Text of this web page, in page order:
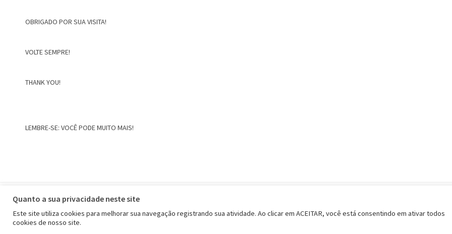
OBRIGADO POR SUA VISITA!
VOLTE SEMPRE!
THANK YOU!
LEMBRE-SE: VOCÊ PODE MUITO MAIS!
Quanto a sua privacidade neste site
Este site utiliza cookies para melhorar sua navegação registrando sua atividade. Ao clicar em ACEITAR, você está consentindo em ativar todos
cookies de nosso site.